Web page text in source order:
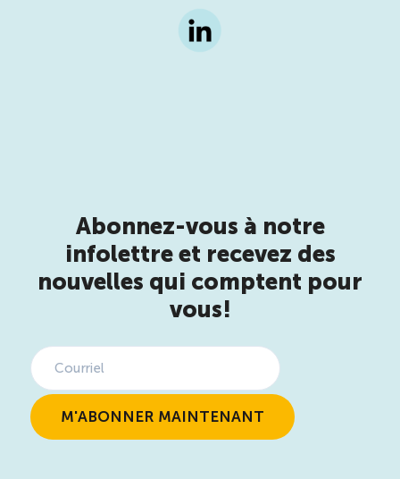
Abonnez-vous à notre
infolettre et recevez des
nouvelles qui comptent pour
vous!